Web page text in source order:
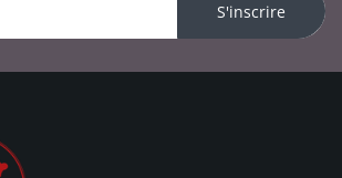
S'inscrire